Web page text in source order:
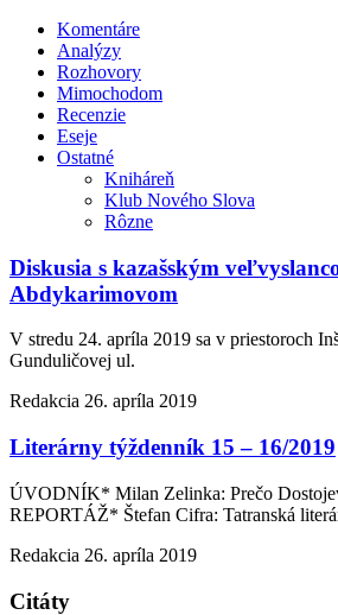
Komentáre
Analýzy
Rozhovory
Mimochodom
Recenzie
Eseje
Ostatné
Kniháreň
Klub Nového Slova
Rôzne
Diskusia s kazašským
Abdykarimovom
V stredu 24. apríla 2019 sa v priestoroch
Gunduličovej ul.
Redakcia 26. apríla 2019
Literárny týždenník 15 – 16/2019
ÚVODNÍK* Milan Zelinka: Prečo
REPORTÁŽ* Štefan Cifra: Tatranská
Redakcia 26. apríla 2019
Citáty